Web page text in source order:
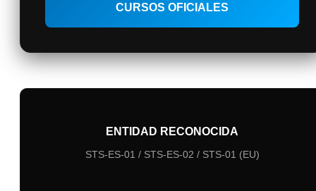
CURSOS OFICIALES
ENTIDAD RECONOCIDA
STS-ES-01 / STS-ES-02 / STS-01 (EU)